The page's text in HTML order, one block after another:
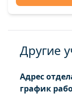
Другие
Адрес
график